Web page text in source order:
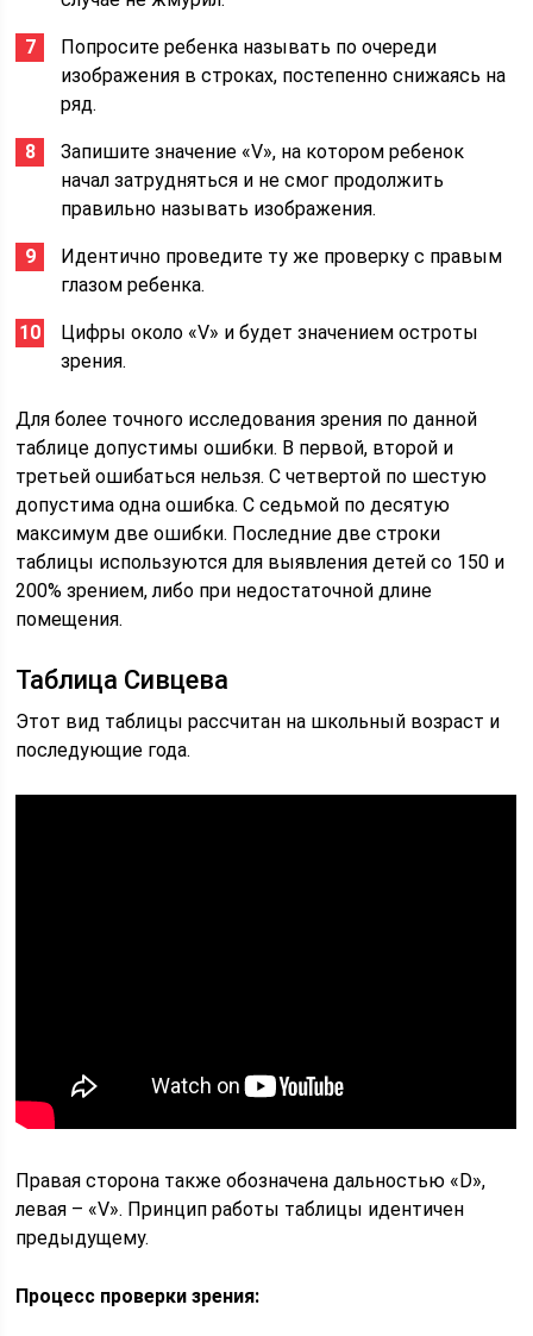
Попросите ребенка называть по очереди
изображения в строках, постепенно снижаясь на
ряд.
Запишите значение «V», на котором ребенок
начал затрудняться и не смог продолжить
правильно называть изображения.
Идентично проведите ту же проверку с правым
глазом ребенка.
Цифры около «V» и будет значением остроты
зрения.
Для более точного исследования зрения по данной
таблице допустимы ошибки. В первой, второй и
третьей ошибаться нельзя. С четвертой по шестую
допустима одна ошибка. С седьмой по десятую
максимум две ошибки. Последние две строки
таблицы используются для выявления детей со 150 и
200% зрением, либо при недостаточной длине
помещения.
Таблица Сивцева
Этот вид таблицы рассчитан на школьный возраст и
последующие года.
Правая сторона также обозначена дальностью «D»,
левая – «V». Принцип работы таблицы идентичен
предыдущему.
Процесс проверки зрения: